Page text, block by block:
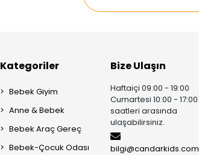
Kategoriler
Bebek Giyim
Anne & Bebek
Bebek Araç Gereç
Bebek-Çocuk Odası
Bize Ulaşın
Haftaiçi 09:00 - 19:00
Cumartesi 10:00 - 17:00
saatleri arasında
ulaşabilirsiniz.
bilgi@candarkids.com